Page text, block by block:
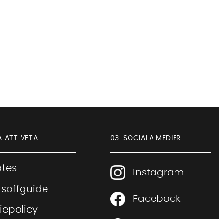
ATT VETA 03. SOCIALA MEDIER
Instagram
Facebook